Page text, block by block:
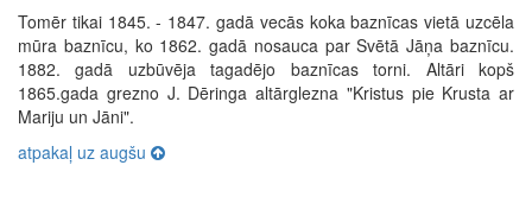
Tomēr tikai 1845. - 1847. gadā vecās koka baznīcas vietā uzcēla
mūra baznīcu, ko 1862. gadā nosauca par Svētā Jāņa baznīcu.
1882. gadā uzbūvēja tagadējo baznīcas torni. Altāri kopš
1865.gada grezno J. Dēringa altārglezna "Kristus pie Krusta ar
Mariju un Jāni".
atpakaļ uz augšu